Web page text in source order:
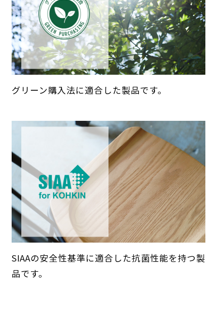
グリーン購入法に適合した製品です。
SIAAの安全性基準に適合した抗菌性能を持つ製
品です。